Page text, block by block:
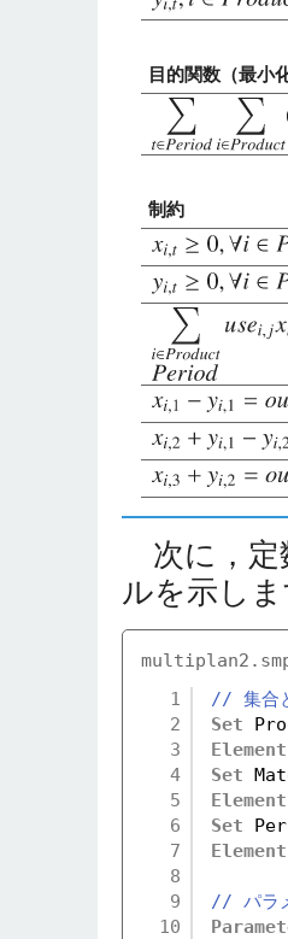
目的関数（最小
制約
次に，定
ルを示し
1
2
3
4
5
6
7
8
9
10
// 集合
Set
Element
Set
Element
Set
Element
// パラ